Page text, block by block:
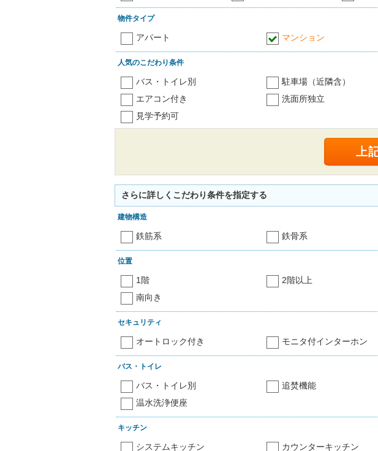
物件タイプ
アパート マンション
人気のこだわり条件
バス・トイレ別 駐車場（近隣含）
エアコン付き
洗面所独立
見学予約可
さらに詳しくこだわり条件を指定する
建物構造
鉄筋系 鉄骨系
位置
1階 2階以上
南向き
セキュリティ
オートロック付き モニタ付インターホン
バス・トイレ
バス・トイレ別 追焚機能
温水洗浄便座
キッチン
システムキッチン カウンターキッチン